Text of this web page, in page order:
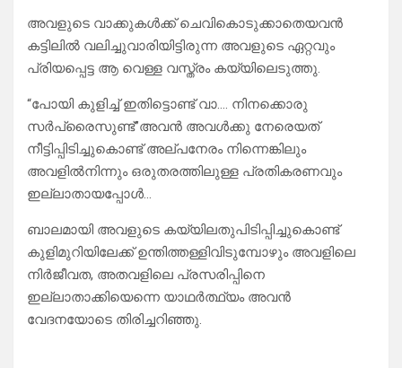
അവളുടെ വാക്കുകൾക്ക് ചെവികൊടുക്കാതെയവൻ
കട്ടിലിൽ വലിച്ചുവാരിയിട്ടിരുന്ന അവളുടെ ഏറ്റവും
പ്രിയപ്പെട്ട ആ വെള്ള വസ്ത്രം കയ്യിലെടുത്തു.
“പോയി കുളിച്ച് ഇതിട്ടൊണ്ട് വാ…. നിനക്കൊരു
സർപ്രൈസുണ്ട്”അവൻ അവൾക്കു നേരെയത്
നീട്ടിപ്പിടിച്ചുകൊണ്ട് അല്പനേരം നിന്നെങ്കിലും
അവളിൽനിന്നും ഒരുതരത്തിലുള്ള പ്രതികരണവും
ഇല്ലാതായപ്പോൾ…
ബാലമായി അവളുടെ കയ്യിലതുപിടിപ്പിച്ചുകൊണ്ട്
കുളിമുറിയിലേക്ക് ഉന്തിത്തള്ളിവിടുമ്പോഴും അവളിലെ
നിർജീവത, അതവളിലെ പ്രസരിപ്പിനെ
ഇല്ലാതാക്കിയെന്നെ യാഥർത്ഥ്യം അവൻ
വേദനയോടെ തിരിച്ചറിഞ്ഞു.